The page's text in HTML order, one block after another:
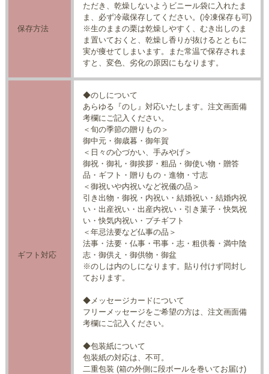
保存方法
ただき、乾燥しないようビニール袋に入れたま
ま、必ず冷蔵保存してください。(冷凍保存も可)
※生のままの栗は乾燥しやすく、むき出しのま
ま置いておくと、乾燥し香りが抜けるとともに
実が痩せてしまいます。また常温で保存されま
すと、変色、劣化の原因にもなります。
ギフト対応
◆のしについて
あらゆる『のし』対応いたします。注文画面備
考欄にご記入ください。
＜旬の季節の贈りもの＞
御中元・御歳暮・御年賀
＜日々の心づかい、手みやげ＞
御祝・御礼・御挨拶・粗品・御使い物・贈答
品・ギフト・贈りもの・進物・寸志
＜御祝いや内祝いなど祝儀の品＞
引き出物・御祝・内祝い・結婚祝い・結婚内祝
い・出産祝い・出産内祝い・引き菓子・快気祝
い・快気内祝い・プチギフト
＜年忌法要など仏事の品＞
法事・法要・仏事・弔事・志・粗供養・満中陰
志・御供え・御供物・御盆
※のしは内のしになります。貼り付けず同封し
ております。
◆メッセージカードについて
フリーメッセージをご希望の方は、注文画面備
考欄にご記入ください。
◆包装紙について
包装紙の対応は、不可。
二重包装 (箱の外側に段ボールを巻いてお届け)